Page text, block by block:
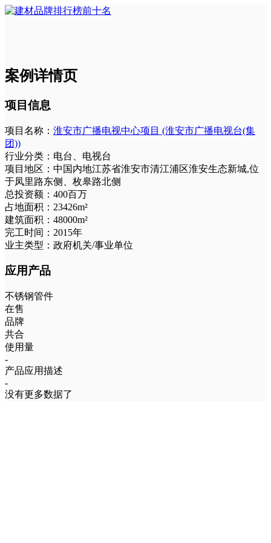
案例详情页
项目信息
项目名称： 淮安市广播电视中心项目 (淮安市广播电视台(集
团))
行业分类： 电台、电视台
项目地区： 中国内地江苏省淮安市清江浦区淮安生态新城,位
于凤里路东侧、枚皋路北侧
总投资额： 400百万
占地面积： 23426m²
建筑面积： 48000m²
完工时间： 2015年
业主类型： 政府机关/事业单位
应用产品
不锈钢管件
在售
品牌
共合
使用量
-
产品应用描述
-
没有更多数据了